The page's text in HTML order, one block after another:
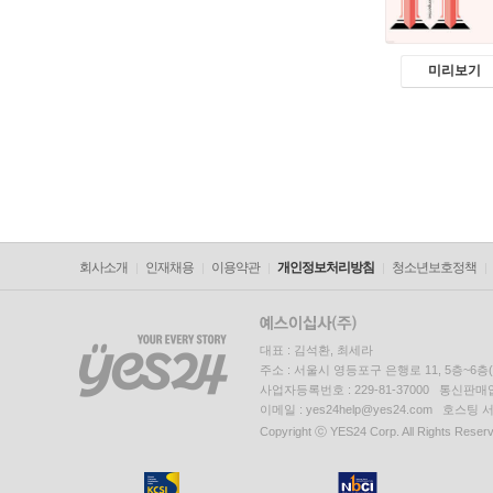
미리보기
회사소개 인재채용 이용약관 개인정보처리방침 청소년보호정책
대표 : 김석환, 최세라
주소 : 서울시 영등포구 은행로 11, 5층~6
사업자등록번호 : 229-81-37000 통신판매
이메일 : yes24help@yes24.com 호스팅
Copyright ⓒ YES24 Corp. All Rights